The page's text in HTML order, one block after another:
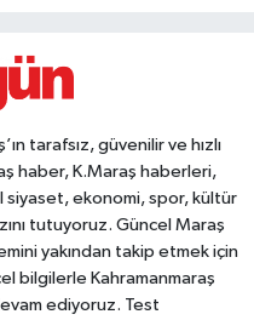
tarafsız, güvenilir ve hızlı
haber, K.Maraş haberleri,
siyaset, ekonomi, spor, kültür
tutuyoruz. Güncel Maraş
yakından takip etmek için
bilgilerle Kahramanmaraş
ediyoruz. Test